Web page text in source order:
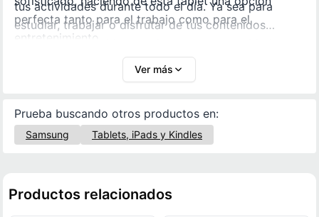
perfecta tanto para el trabajo como para el
entretenimiento.
tus actividades durante todo el día. Ya sea para
estudiar, trabajar o disfrutar de tus contenidos
combinando potencia, estilo y funcionalidad en un
Ver más
Prueba buscando otros productos en:
Samsung Tablets, iPads y Kindles
Productos relacionados